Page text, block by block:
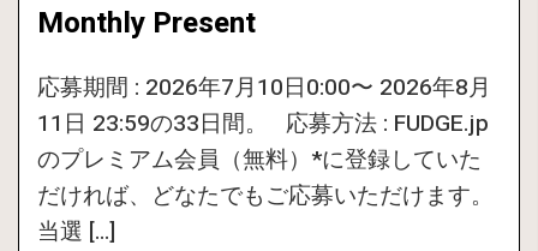
Monthly Present
応募期間 : 2026年7月10日0:00〜 2026年8月
11日 23:59の33日間。 応募方法 : FUDGE.jp
のプレミアム会員（無料）*に登録していた
だければ、どなたでもご応募いただけます。
当選 […]